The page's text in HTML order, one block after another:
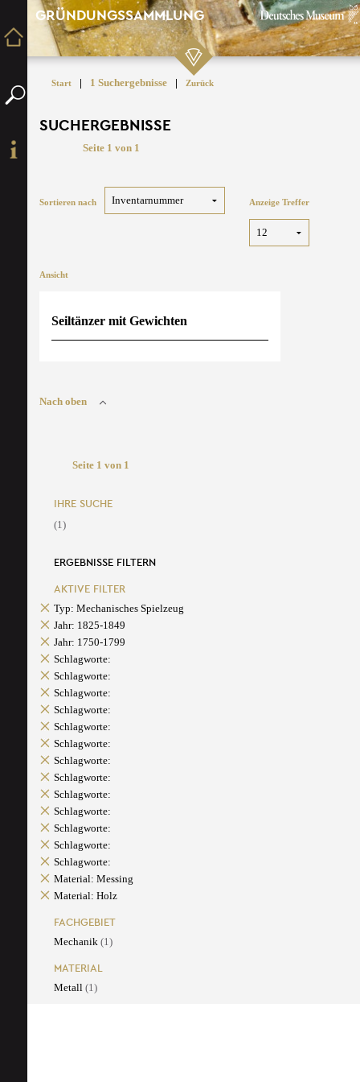
GRÜNDUNGSSAMMLUNG
Start | 1 Suchergebnisse | Zurück
SUCHERGEBNISSE
Seite 1 von 1
Sortieren nach Anzeige Treffer
Ansicht
Seiltänzer mit Gewichten
Nach oben
Seite 1 von 1
IHRE SUCHE
(1)
ERGEBNISSE FILTERN
AKTIVE FILTER
Typ: Mechanisches Spielzeug
Jahr: 1825-1849
Jahr: 1750-1799
Schlagworte:
Schlagworte:
Schlagworte:
Schlagworte:
Schlagworte:
Schlagworte:
Schlagworte:
Schlagworte:
Schlagworte:
Schlagworte:
Schlagworte:
Schlagworte:
Schlagworte:
Material: Messing
Material: Holz
FACHGEBIET
Mechanik (1)
MATERIAL
Metall (1)